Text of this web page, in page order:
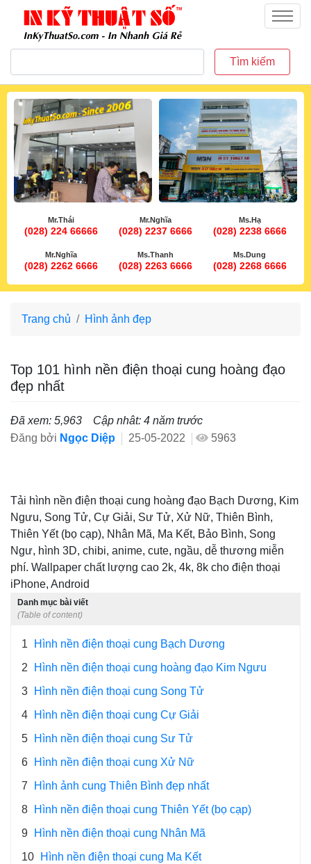
inkythuatso.com
Menu
Tìm kiếm
Mr.Thái
(028) 224 66666
Mr.Nghĩa
(028) 2237 6666
Ms.Hạ
(028) 2238 6666
Mr.Nghĩa
(028) 2262 6666
Ms.Thanh
(028) 2263 6666
Ms.Dung
(028) 2268 6666
Trang chủ Hình ảnh đẹp
Top 101 hình nền điện thoại cung hoàng đạo
đẹp nhất
Đã xem: 5,963
Cập nhât: 4 năm trước
Đăng bởi Ngọc Diệp 25-05-2022 5963
Tải hình nền điện thoại cung hoàng đạo Bạch Dương, Kim
Ngưu, Song Tử, Cự Giải, Sư Tử, Xử Nữ, Thiên Bình,
Thiên Yết (bọ cạp), Nhân Mã, Ma Kết, Bảo Bình, Song
Ngư, hình 3D, chibi, anime, cute, ngầu, dễ thương miễn
phí. Wallpaper chất lượng cao 2k, 4k, 8k cho điện thoại
iPhone, Android
Danh mục bài viết
(Table of content)
1
Hình nền điện thoại cung Bạch Dương
2
Hình nền điện thoại cung hoàng đạo Kim Ngưu
3
Hình nền điện thoại cung Song Tử
4
Hình nền điện thoại cung Cự Giải
5
Hình nền điện thoại cung Sư Tử
6
Hình nền điện thoại cung Xử Nữ
7
Hình ảnh cung Thiên Bình đẹp nhất
8
Hình nền điện thoại cung Thiên Yết (bọ cạp)
9
Hình nền điện thoại cung Nhân Mã
10
Hình nền điện thoại cung Ma Kết